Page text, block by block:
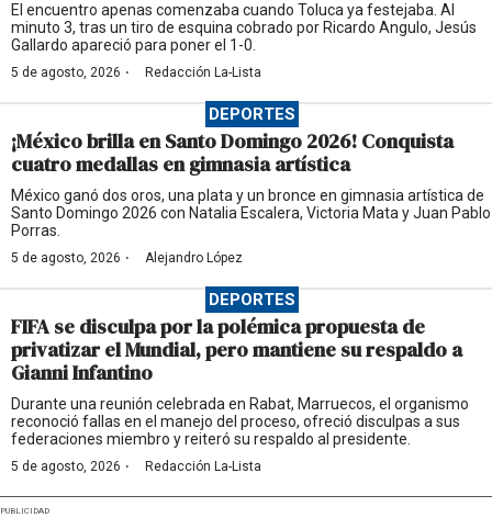
El encuentro apenas comenzaba cuando Toluca ya festejaba. Al
minuto 3, tras un tiro de esquina cobrado por Ricardo Angulo, Jesús
Gallardo apareció para poner el 1-0.
5 de agosto, 2026 · Redacción La-Lista
DEPORTES
¡México brilla en Santo Domingo 2026! Conquista
cuatro medallas en gimnasia artística
México ganó dos oros, una plata y un bronce en gimnasia artística de
Santo Domingo 2026 con Natalia Escalera, Victoria Mata y Juan Pablo
Porras.
5 de agosto, 2026 · Alejandro López
DEPORTES
FIFA se disculpa por la polémica propuesta de
privatizar el Mundial, pero mantiene su respaldo a
Gianni Infantino
Durante una reunión celebrada en Rabat, Marruecos, el organismo
reconoció fallas en el manejo del proceso, ofreció disculpas a sus
federaciones miembro y reiteró su respaldo al presidente.
5 de agosto, 2026 · Redacción La-Lista
PUBLICIDAD